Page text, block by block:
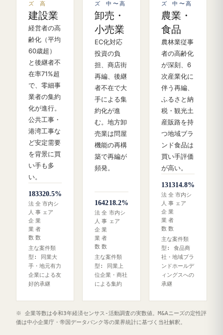
ズ 高
建設業
経営者の高
齢化（平均
60歳超）
と後継者不
在率71%超
で、零細事
業者の集約
化が進行。
公共工事・
港湾工事な
ど安定需要
を背景に買
い手も多
い。
18
法
人
企
業
数
33
全
事
業
者
数
20.5%
市内シ
ェア
主な案件類
型: 同業大
手・地元有力
企業による友
好的承継
ズ 中〜高
卸売・
小売業
EC化対応
投資の負
担、商店街
再編、後継
者不在で大
手による集
約化が進
む。地方卸
売業は問屋
機能の再構
築で再編が
頻発。
16
法
人
企
業
数
42
全
事
業
者
数
18.2%
市内シ
ェア
主な案件類
型: 同業上
位企業・商社
による集約
ズ 中〜高
農業・
食品
農林業従事
者の高齢化
が深刻、6
次産業化に
伴う再編、
ふるさと納
税・観光土
産販路を持
つ地域ブラ
ンド食品は
買い手評価
が高い。
13
法
人
企
業
数
13
全
事
業
者
数
14.8%
市内シ
ェア
主な案件類
型: 食品商
社・地域ブラ
ンドホールデ
ィングスへの
承継
※ 企業等数は令和3年経済センサス‐活動調査の実数値。M&Aニーズの定性評
価は中小企業庁・帝国データバンク等の業界統計に基づく当社解釈。